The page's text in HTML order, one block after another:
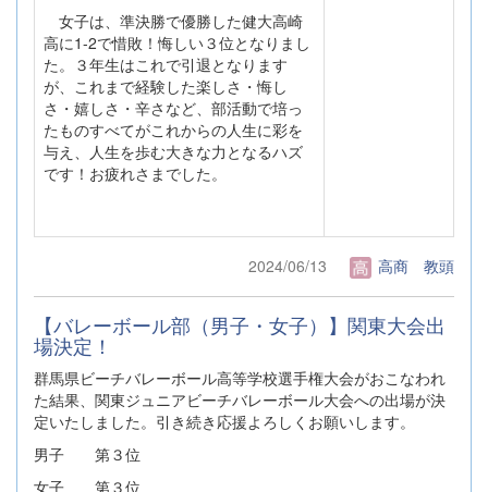
女子は、準決勝で優勝した健大高崎
高に1-2で惜敗！悔しい３位となりまし
た。３年生はこれで引退となります
が、これまで経験した楽しさ・悔し
さ・嬉しさ・辛さなど、部活動で培っ
たものすべてがこれからの人生に彩を
与え、人生を歩む大きな力となるハズ
です！お疲れさまでした。
2024/06/13 高商 教頭
【バレーボール部（男子・女子）】関東大会出
場決定！
群馬県ビーチバレーボール高等学校選手権大会がおこなわれ
た結果、関東ジュニアビーチバレーボール大会への出場が決
定いたしました。引き続き応援よろしくお願いします。
男子 第３位
女子 第３位